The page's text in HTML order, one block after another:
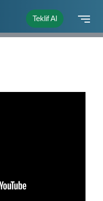
Teklif Al